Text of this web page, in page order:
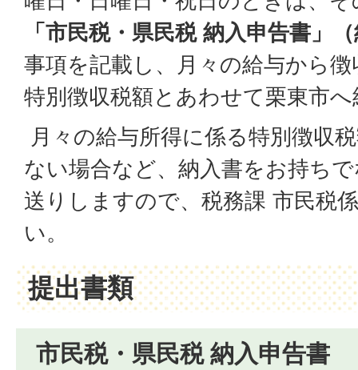
「市民税・県民税 納入申告書」
事項を記載し、月々の給与から
特別徴収税額とあわせて栗東市
月々の給与所得に係る特別徴収
ない場合など、納入書をお持ち
送りしますので、税務課 市民税
い。
提出書類
市民税・県民税 納入申告書